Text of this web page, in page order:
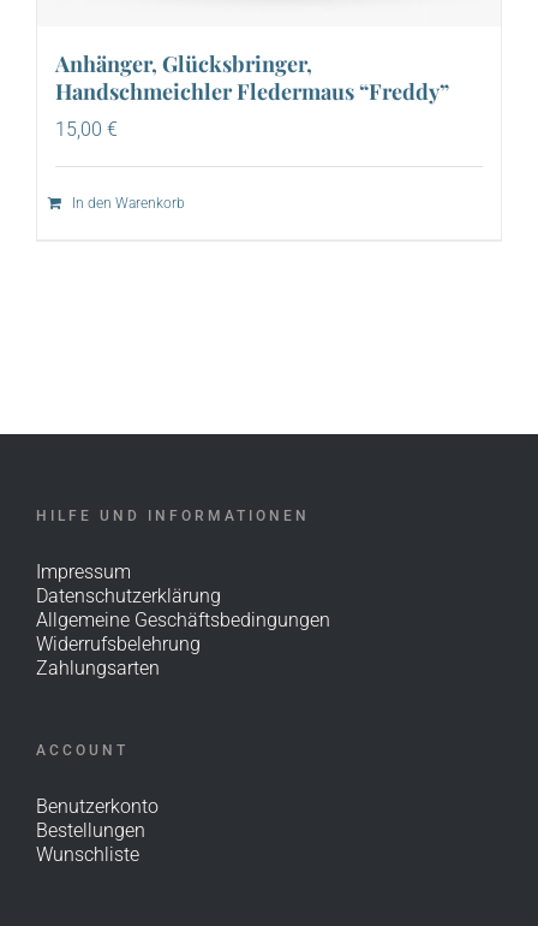
Anhänger, Glücksbringer,
Handschmeichler Fledermaus “Freddy”
15,00 €
In den Warenkorb
HILFE UND INFORMATIONEN
Impressum
Datenschutzerklärung
Allgemeine Geschäftsbedingungen
Widerrufsbelehrung
Zahlungsarten
ACCOUNT
Benutzerkonto
Bestellungen
Wunschliste